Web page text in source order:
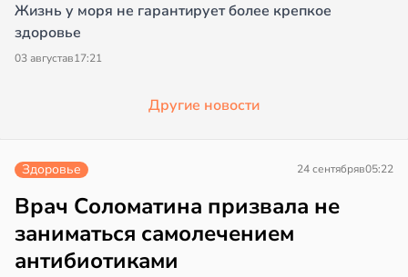
Жизнь у моря не гарантирует более крепкое
здоровье
03 августав17:21
Другие новости
Здоровье 24 сентябряв05:22
Врач Соломатина призвала не
заниматься самолечением
антибиотиками